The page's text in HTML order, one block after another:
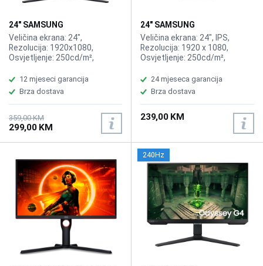
24" SAMSUNG
LS24DG300EUXEN Odyssey
Gaming G30D 180Hz Display
Veličina ekrana: 24",
Rezolucija: 1920x1080,
Osvjetljenje: 250cd/m²,
Osvježenje: 180Hz, FreeSync,
Kontrast: 3.000:1, Priključci:
HDMI 2.0, DisplayPort 1.4, USB
Type-A, Ulaz za slušalice,
Pivot
12 mjeseci garancija
Brza dostava
359,00 KM
299,00 KM
24" SAMSUNG
LS24F320GAUXEN Essential
S3 S32GF 120Hz Display
Veličina ekrana: 24", IPS,
Rezolucija: 1920 x 1080,
Osvjetljenje: 250cd/m²,
Osvježenje: 120Hz, Priključci:
2xHDMI
24 mjeseca garancija
Brza dostava
239,00 KM
240Hz